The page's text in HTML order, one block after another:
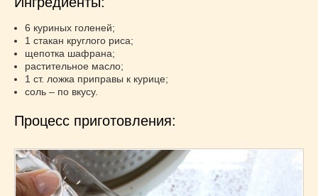
Что приготовить из тыквы
Что приготовить на завтрак?
Что приготовить на ужин?
Японская кухня (16)
6 куриных голеней;
1 стакан круглого риса;
щепотка шафрана;
растительное масло;
1 ст. ложка приправы к курице;
соль – по вкусу.
Процесс приготовления: